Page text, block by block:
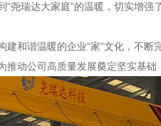
“尧瑞达大家庭”的温暖，切实增
和谐温暖的企业“家”文化，不
动公司高质量发展奠定坚实基础